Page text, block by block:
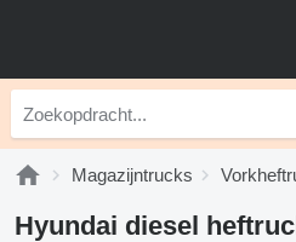
Magazijntrucks
Hyundai diesel